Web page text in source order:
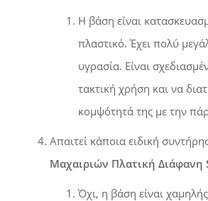
Η βάση είναι
πλαστικό. Έχει πολύ
υγρασία. Είναι
τακτική χρήση και να
κομψότητά της με την
Απαιτεί κάποια ειδική
Μαχαιριών Πλατική Διάφανη
Όχι, η βάση είναι